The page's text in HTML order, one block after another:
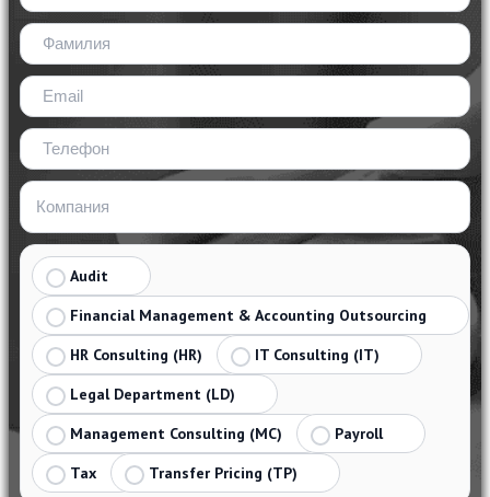
Audit
Financial Management & Accounting Outsourcing
HR Consulting (HR)
IT Consulting (IT)
Legal Department (LD)
Management Consulting (MC)
Payroll
Tax
Transfer Pricing (TP)